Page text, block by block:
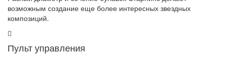
возможным создание еще более интересных звездных
композиций.
Пульт управления